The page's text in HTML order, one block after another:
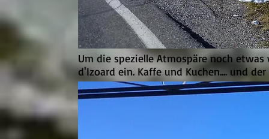
Um die spezielle Atmospäre noch
d'Izoard ein. Kaffe und Kuchen.... und